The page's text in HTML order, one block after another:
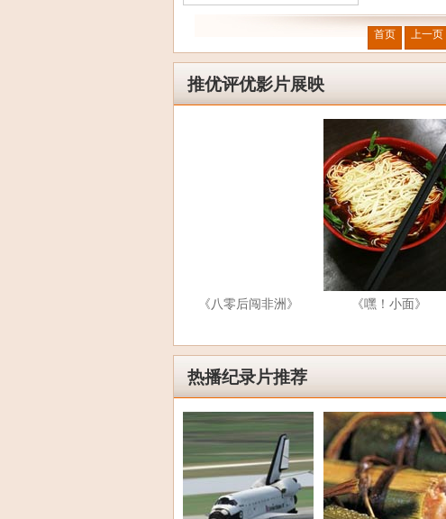
首页 上一页
推优评优影片展映
《八零后闯非洲》 《嘿！小面》
热播纪录片推荐